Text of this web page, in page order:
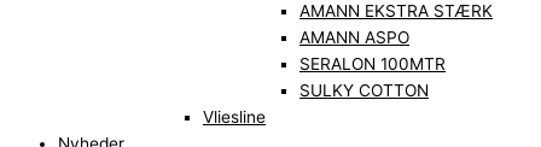
AMANN EKSTRA STÆRK
AMANN ASPO
SERALON 100MTR
SULKY COTTON
Vliesline